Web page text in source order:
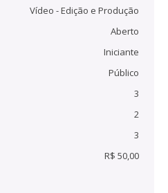
Vídeo - Edição e Produção
Aberto
Iniciante
Público
3
2
3
R$ 50,00